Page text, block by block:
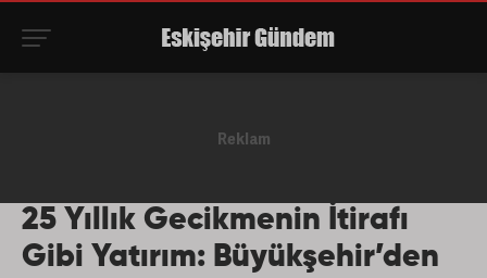
25 Yıllık Gecikmenin İtirafı
Gibi Yatırım: Büyükşehir’den